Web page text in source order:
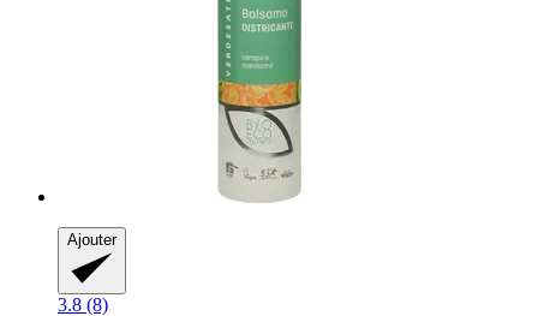
Ajouter
3.8 (8)